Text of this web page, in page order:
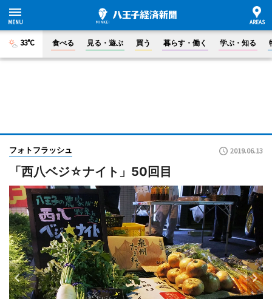
33°C 食べる 見る・遊ぶ 買う 暮らす・働く 学ぶ・知る
フォトフラッシュ 2019.06.13
「西八ベジ☆ナイト」50回目